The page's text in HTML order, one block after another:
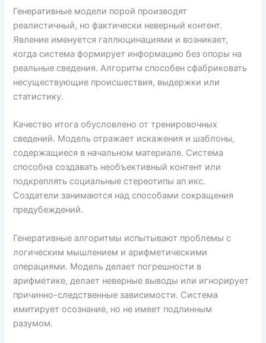
Генеративные модели порой производят
реалистичный, но фактически неверный контент.
Явление именуется галлюцинациями и возникает,
когда система формирует информацию без опоры на
реальные сведения. Алгоритм способен сфабриковать
несуществующие происшествия, выдержки или
статистику.
Качество итога обусловлено от тренировочных
сведений. Модель отражает искажения и шаблоны,
содержащиеся в начальном материале. Система
способна создавать необъективный контент или
подкреплять социальные стереотипы ап икс.
Создатели занимаются над способами сокращения
предубеждений.
Генеративные алгоритмы испытывают проблемы с
логическим мышлением и арифметическими
операциями. Модель делает погрешности в
арифметике, делает неверные выводы или игнорирует
причинно-следственные зависимости. Система
имитирует осознание, но не имеет подлинным
разумом.